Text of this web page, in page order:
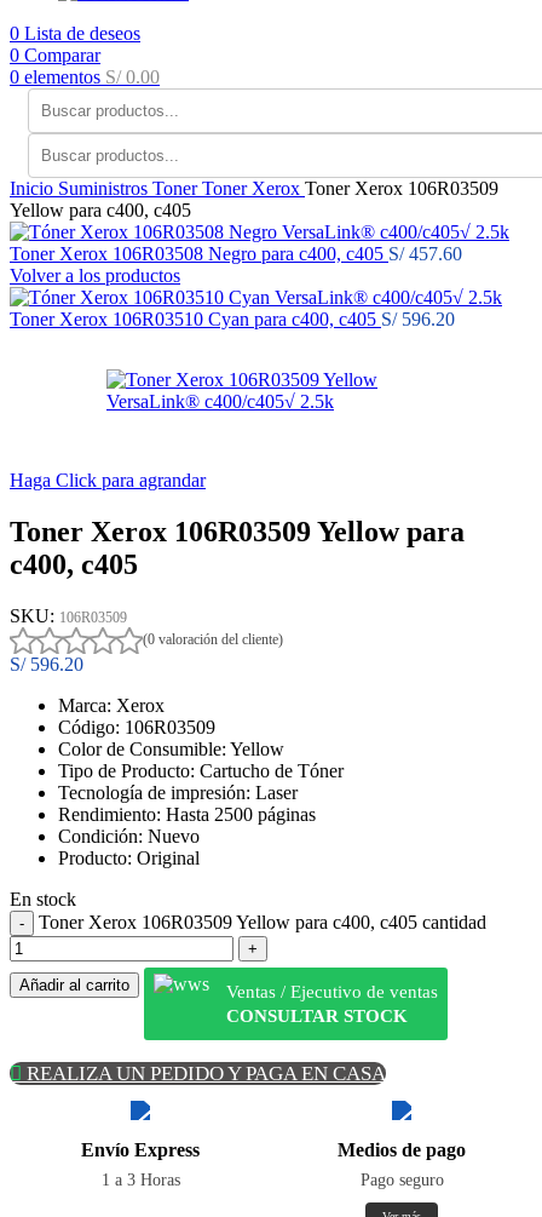
0 Lista de deseos
0 Comparar
0 elementos S/0.00
Inicio Suministros TonerToner Xerox Toner Xerox 106R03509
Yellow para c400, c405
Toner Xerox 106R03508 Negro para c400, c405 S/457.60
Volver a los productos
Toner Xerox 106R03510 Cyan para c400, c405 S/596.20
Haga Click para agrandar
Toner Xerox 106R03509 Yellow para
c400, c405
SKU: 106R03509
(0 valoración del cliente)
S/596.20
Marca: Xerox
Código: 106R03509
Color de Consumible: Yellow
Tipo de Producto: Cartucho de Tóner
Tecnología de impresión: Laser
Rendimiento: Hasta 2500 páginas
Condición: Nuevo
Producto: Original
En stock
Toner Xerox 106R03509 Yellow para c400, c405 cantidad
Añadir al carrito
Ventas / Ejecutivo de ventas
CONSULTAR STOCK
REALIZA UN PEDIDO Y PAGA EN CASA
Envío Express
1 a 3 Horas
Medios de pago
Pago seguro